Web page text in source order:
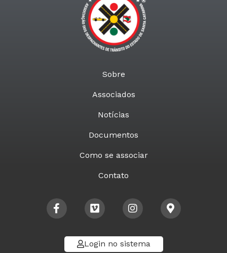
Sobre
Associados
Notícias
Documentos
Como se associar
Contato
Login no sistema